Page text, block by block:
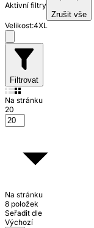
Aktivní filtry
Zrušit vše
Velikost:4XL
Filtrovat
Na stránku
20
Na stránku
8 položek
Seřadit dle
Výchozí